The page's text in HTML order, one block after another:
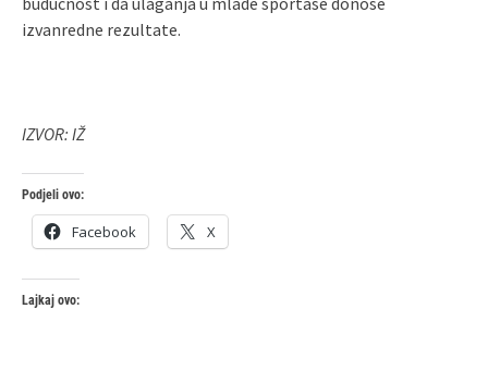
izvanredne rezultate.
IZVOR: IŽ
Podjeli ovo:
Facebook X
Lajkaj ovo: